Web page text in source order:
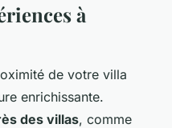
à
de votre villa
enrichissante.
des villas, comme